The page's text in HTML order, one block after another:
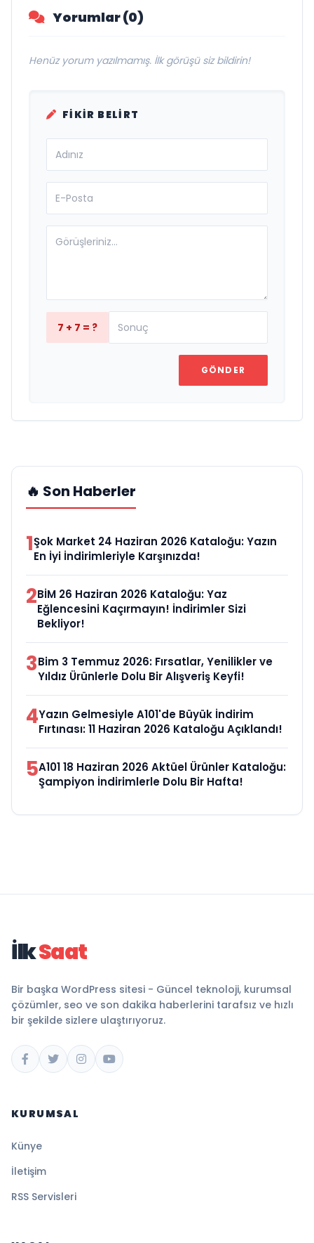
Yorumlar (0)
Henüz yorum yazılmamış. İlk görüşü siz bildirin!
FIKIR BELIRT
7 + 7 = ?
GÖNDER
🔥 Son Haberler
1Şok Market 24 Haziran 2026 Kataloğu: Yazın
En İyi İndirimleriyle Karşınızda!
2BİM 26 Haziran 2026 Kataloğu: Yaz
Eğlencesini Kaçırmayın! İndirimler Sizi
Bekliyor!
3Bim 3 Temmuz 2026: Fırsatlar, Yenilikler ve
Yıldız Ürünlerle Dolu Bir Alışveriş Keyfi!
4Yazın Gelmesiyle A101'de Büyük İndirim
Fırtınası: 11 Haziran 2026 Kataloğu Açıklandı!
5A101 18 Haziran 2026 Aktüel Ürünler Kataloğu:
Şampiyon İndirimlerle Dolu Bir Hafta!
İlkSaat
Bir başka WordPress sitesi - Güncel teknoloji, kurumsal
çözümler, seo ve son dakika haberlerini tarafsız ve hızlı
bir şekilde sizlere ulaştırıyoruz.
KURUMSAL
Künye
İletişim
RSS Servisleri